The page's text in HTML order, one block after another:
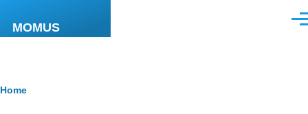
MOMUS
Breadcrumb
Home